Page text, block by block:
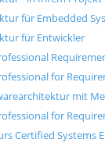
für Embedded
für Entwickler
for
mit
for
Certified Systems